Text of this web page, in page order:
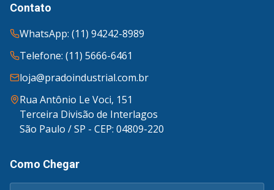
Contato
WhatsApp: (11) 94242-8989
Telefone: (11) 5666-6461
loja@pradoindustrial.com.br
Rua Antônio Le Voci, 151
Terceira Divisão de Interlagos
São Paulo / SP - CEP: 04809-220
Como Chegar